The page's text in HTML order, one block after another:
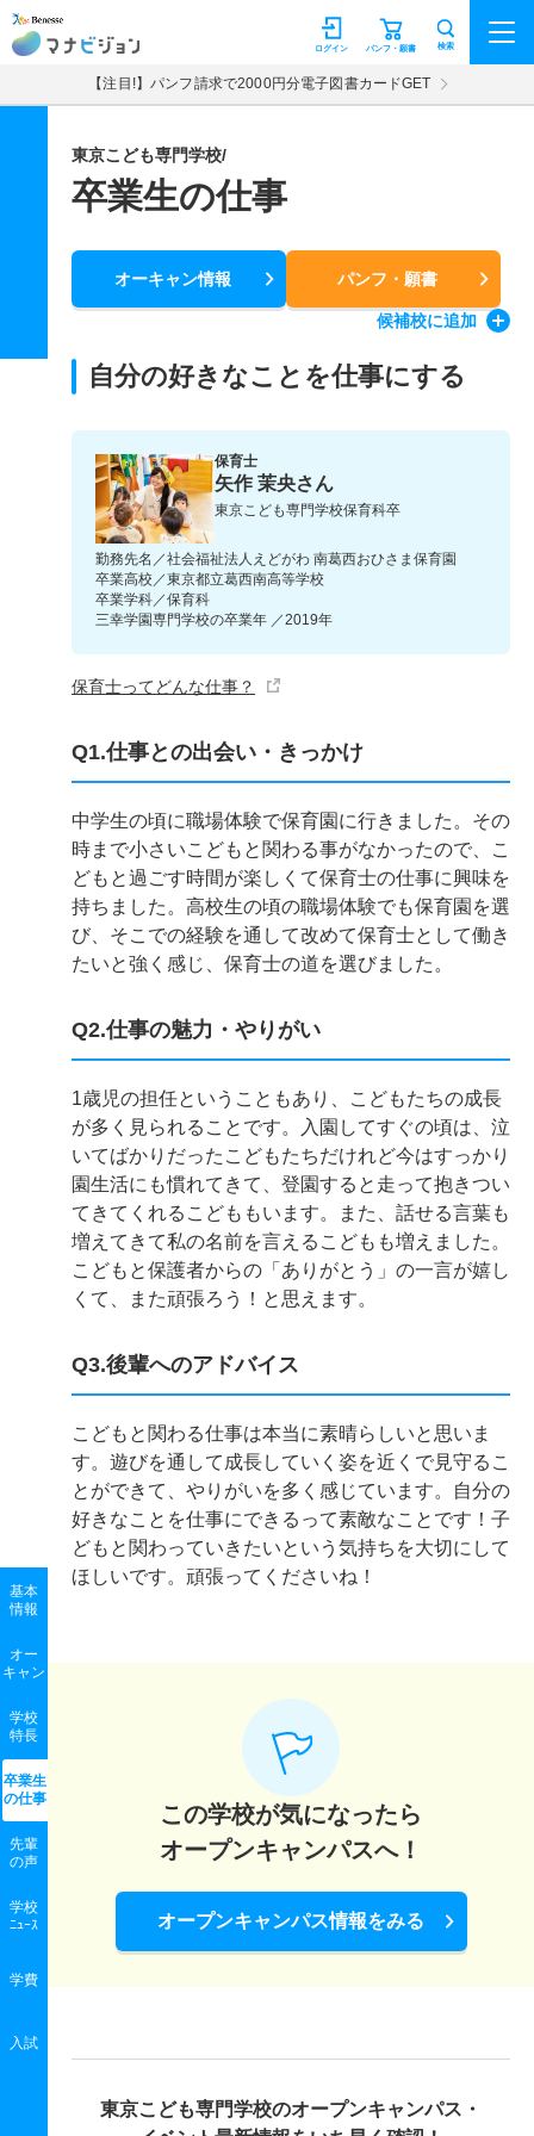
マナビジョン パンフ・願書
ログイン 検索
【注目!】パンフ請求で2000円分電子図書カードGET
東京こども専門学校/
卒業生の仕事
オーキャン情報 パンフ・願書
候補校に追加
基本
情報
オー
キャン
学校
特長
卒業生
の仕事
先輩
の声
学校
ﾆｭｰｽ
学費
入試
自分の好きなことを仕事にする
保育士
矢作 茉央さん
東京こども専門学校保育科卒
勤務先名／社会福祉法人えどがわ 南葛西おひさま保育園
卒業高校／東京都立葛西南高等学校
卒業学科／保育科
三幸学園専門学校の卒業年 ／2019年
保育士ってどんな仕事？
Q1.仕事との出会い・きっかけ
中学生の頃に職場体験で保育園に行きました。その
時まで小さいこどもと関わる事がなかったので、こ
どもと過ごす時間が楽しくて保育士の仕事に興味を
持ちました。高校生の頃の職場体験でも保育園を選
び、そこでの経験を通して改めて保育士として働き
たいと強く感じ、保育士の道を選びました。
Q2.仕事の魅力・やりがい
1歳児の担任ということもあり、こどもたちの成長
が多く見られることです。入園してすぐの頃は、泣
いてばかりだったこどもたちだけれど今はすっかり
園生活にも慣れてきて、登園すると走って抱きつい
てきてくれるこどももいます。また、話せる言葉も
増えてきて私の名前を言えるこどもも増えました。
こどもと保護者からの「ありがとう」の一言が嬉し
くて、また頑張ろう！と思えます。
Q3.後輩へのアドバイス
こどもと関わる仕事は本当に素晴らしいと思いま
す。遊びを通して成長していく姿を近くで見守るこ
とができて、やりがいを多く感じています。自分の
好きなことを仕事にできるって素敵なことです！子
どもと関わっていきたいという気持ちを大切にして
ほしいです。頑張ってくださいね！
この学校が気になったら
オープンキャンパスへ！
オープンキャンパス情報をみる
東京こども専門学校のオープンキャンパス・